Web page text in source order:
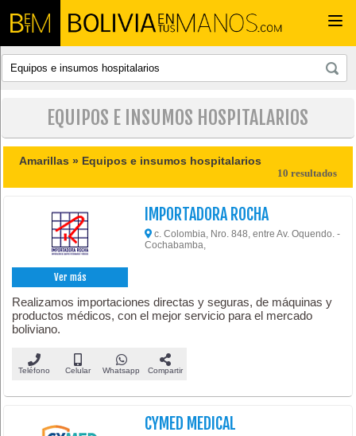
EQUIPOS E INSUMOS HOSPITALARIOS
Amarillas » Equipos e insumos hospitalarios
10 resultados
Ver más
IMPORTADORA ROCHA
c. Colombia, Nro. 848, entre Av. Oquendo. -
Cochabamba,
Realizamos importaciones directas y seguras, de máquinas y
productos médicos, con el mejor servicio para el mercado
boliviano.
Teléfono Celular Whatsapp Compartir
CYMED MEDICAL